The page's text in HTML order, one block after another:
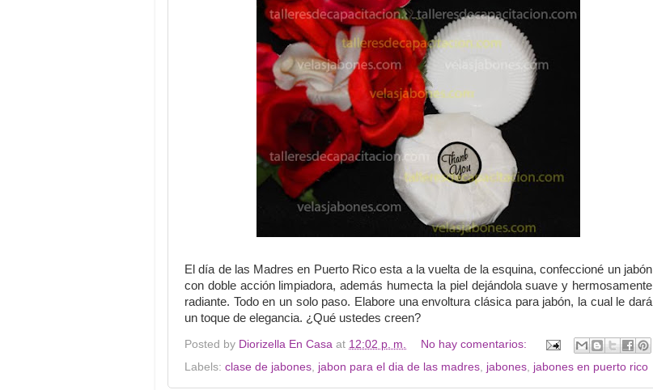
El día de las Madres en Puerto Rico esta a la vuelta de la esquina, confeccioné un jabón
con doble acción limpiadora, además humecta la piel dejándola suave y hermosamente
radiante. Todo en un solo paso. Elabore una envoltura clásica para jabón, la cual le dará
un toque de elegancia. ¿Qué ustedes creen?
Posted by Diorizella En Casa at 12:02 p. m.
No hay comentarios:
Labels: clase de jabones jabon para el dia de las madres jabones jabones en puerto rico